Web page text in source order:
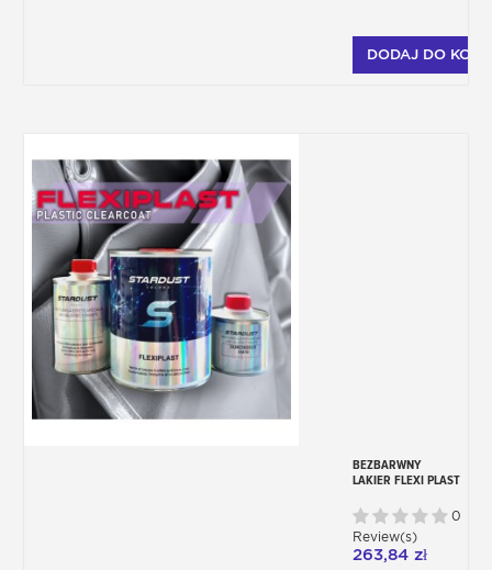
DODAJ DO
BEZBARWNY
LAKIER FLEXI PLAST
0
Review(s)
263,84 zł